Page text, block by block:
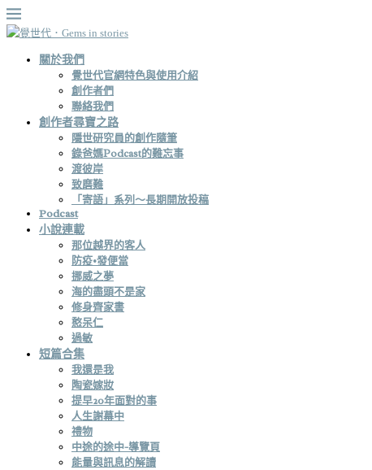
關於我們
覺世代官網特色與使用介紹
創作者們
聯絡我們
創作者尋寶之路
隱世研究員的創作隨筆
錄爸媽Podcast的難忘事
渡彼岸
致磨難
「寄語」系列～長期開放投稿
Podcast
小說連載
那位越界的客人
防疫•發便當
挪威之夢
海的盡頭不是家
修身齊家書
憨呆仁
過敏
短篇合集
我還是我
陶瓷嫁妝
提早20年面對的事
人生謝幕中
禮物
中途的途中-導覽頁
能量與訊息的解讀